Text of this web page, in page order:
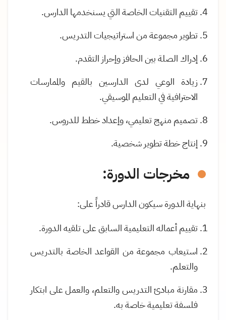
تقييم التقنيات الخاصة التي يسنخدمها الدارس.
تطوير مجموعة من استراتيجيات التدريس.
إدراك الصلة بين الحافز وإحراز التقدم.
زيادة الوعي لدى الدارسين بالقيم والممارسات
الاحترافية في التعليم الموسيقي.
تصميم منهج تعليمي، وإعداد خطط للدروس.
إنتاج خطة تطوير شخصية.
مخرجات الدورة:
بنهاية الدورة سيكون الدارس قادراً على:
تقييم أعماله التعليمية السابق على تلقيه الدورة.
استيعاب مجموعة من القواعد الخاصة بالتدريس
والتعلم.
مقارنة مبادئ التدريس والتعلم، والعمل على ابتكار
فلسفة تعليمية خاصة به.